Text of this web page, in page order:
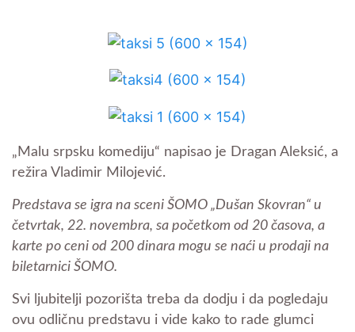
„Malu srpsku komediju“ napisao je Dragan Aleksić, a
režira Vladimir Milojević.
Predstava se igra na sceni ŠOMO „Dušan Skovran“ u
četvrtak, 22. novembra, sa početkom od 20 časova, a
karte po ceni od 200 dinara mogu se naći u prodaji na
biletarnici ŠOMO.
Svi ljubitelji pozorišta treba da dodju i da pogledaju
ovu odličnu predstavu i vide kako to rade glumci